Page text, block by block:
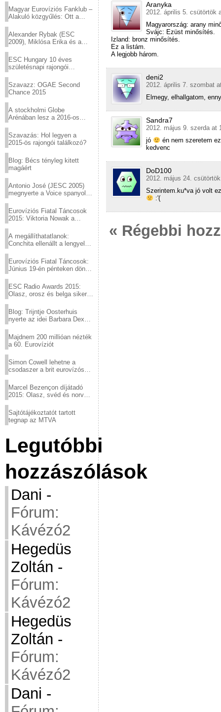
Magyar Eurovíziós Fanklub –
Alakuló közgyűlés: Ott a
Alexander Rybak (ESC
2009), Miklósa Erika és a
sztárjai a Margitszigeten
ESC Hungary 10 éves
születésnapi rajongói
Szavazz: OGAE Second
Chance 2015
A stockholmi Globe
Arénában lesz a 2016-os
Szavazás: Hol legyen a
2015-ös rajongói találkozó?
Blog: Bécs tényleg kitett
magáért
Antonio José (JESC 2005)
megnyerte a Voice spanyol
Eurovíziós Fiatal Táncosok
2015: Viktoria Nowak a
A megállíthatatlanok:
Conchita ellenállt a lengyel
Eurovíziós Fiatal Táncosok:
Június 19-én pénteken döntő
ESC Radio Awards 2015:
Olasz, orosz és belga siker,
Blog: Trijntje Oosterhuis
nyerte az idei Barbara Dex
Majdnem 200 millióan nézték
a 60. Eurovíziót
Simon Cowell lehetne a
csodaszer a brit eurovízós
Marcel Bezençon díjátadó
2015: Olasz, svéd és norvég
Sajtótájékoztatót tartott
tegnap az MTVA
Legutóbbi
hozzászólások
Dani -
Fórum:
Kávézó2
Hegedüs
Zoltán -
Fórum:
Kávézó2
Hegedüs
Zoltán -
Fórum:
Kávézó2
Dani -
Aranyka
2012. április 5. csütörtök
Magyarország: arany
Svájc: Ezüst minősítés.
Izland: bronz minősítés.
Ez a listám.
A legjobb három.
deni2
2012. április 7. szombat
Elmegy, elhallgatom,
Sandra7
2012. május 9. szerda at
jó
én nem szeretem
kedvenc
DoD100
2012. május 24.
Szerintem.ku*va jó volt
:'(
« Régebbi